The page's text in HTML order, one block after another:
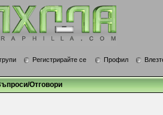
Регистрирайте се Профил
Отговори